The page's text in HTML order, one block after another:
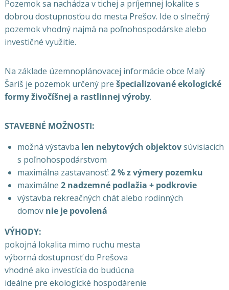
Pozemok sa nachádza v tichej a príjemnej lokalite s
dobrou dostupnosťou do mesta Prešov. Ide o slnečný
pozemok vhodný najmä na poľnohospodárske alebo
investičné využitie.
Na základe územnoplánovacej informácie obce Malý
Šariš je pozemok určený pre špecializované ekologické
formy živočíšnej a rastlinnej výroby.
STAVEBNÉ MOŽNOSTI:
možná výstavba len nebytových objektovsúvisiacich
s poľnohospodárstvom
maximálna zastavanosť: 2 % z výmery pozemku
maximálne 2 nadzemné podlažia + podkrovie
výstavba rekreačných chát alebo rodinných
domov nie je povolená
VÝHODY:
pokojná lokalita mimo ruchu mesta
výborná dostupnosť do Prešova
vhodné ako investícia do budúcna
ideálne pre ekologické hospodárenie